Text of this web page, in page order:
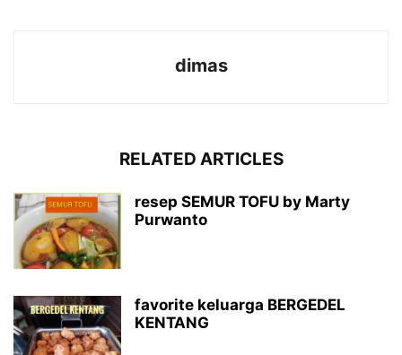
dimas
RELATED ARTICLES
resep SEMUR TOFU by Marty
Purwanto
favorite keluarga BERGEDEL
KENTANG